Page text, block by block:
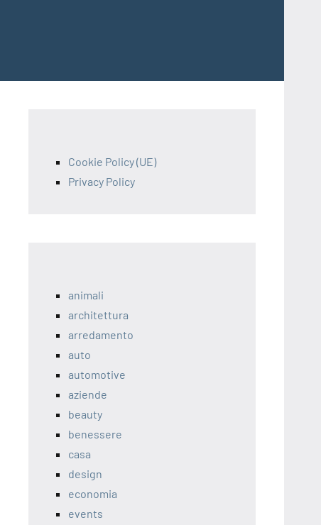
Cookie Policy (UE)
Privacy Policy
animali
architettura
arredamento
auto
automotive
aziende
beauty
benessere
casa
design
economia
events